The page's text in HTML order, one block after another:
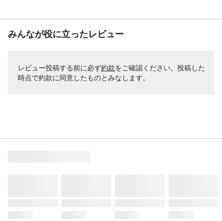
みんなが役に立ったレビュー
レビュー投稿する前に必ず約款をご確認ください。投稿した
時点で約款に同意したものとみなします。